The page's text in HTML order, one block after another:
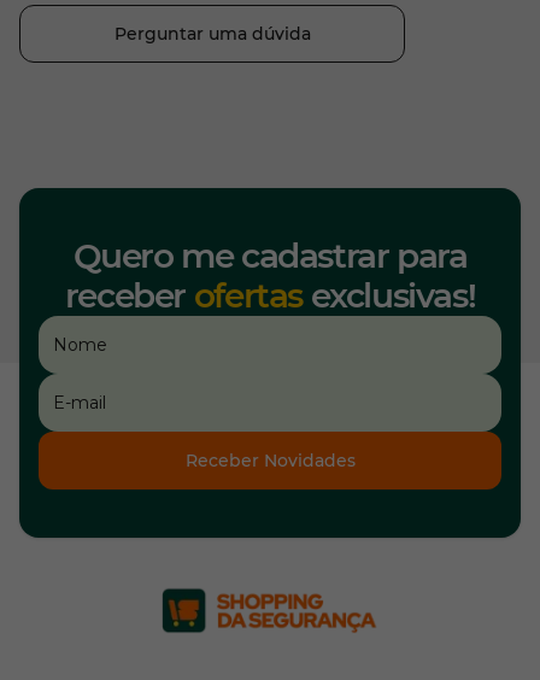
Perguntar uma dúvida
Quero me cadastrar para
receber ofertasexclusivas!
Receber Novidades